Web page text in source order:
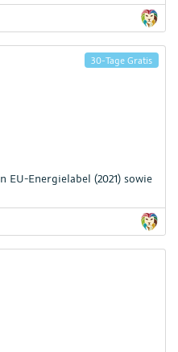
30-Tage Gratis
EU-Energielabel (2021) sowie